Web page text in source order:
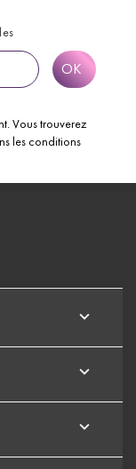
Vous trouverez
les conditions


